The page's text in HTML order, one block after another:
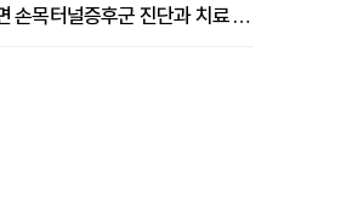
손 저림 반복된다면 손목터널증후군 진단과 치료 시기 살펴야 [김동현 원장 칼럼]